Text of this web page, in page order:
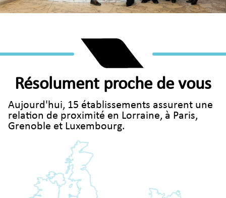
Résolument proche de vous
Aujourd'hui, 15 établissements assurent une
relation de proximité en Lorraine, à Paris,
Grenoble et Luxembourg.